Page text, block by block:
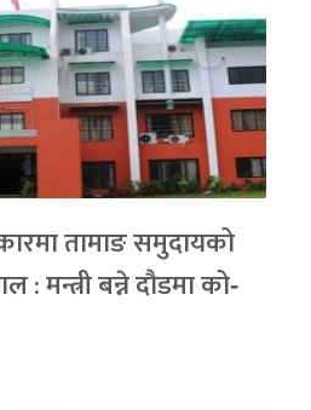
तामाङ समुदायको
: मन्त्री बन्ने दौडमा को‐